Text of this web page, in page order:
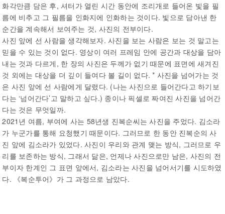
화각만큼 담은 후, 셔터가 열린 시간 동안에 조리개로 들어온 빛을 필
름에 비추고 그 필름을 인화지에 인화하는 것이다. 빛으로 담아낸 한
순간을 계속해서 보여주는 것, 사진의 전부이다.
사진 앞에 선 사람을 생각해보자. 사진을 보는 사람은 보는 것 말고는
믿을 수 있는 것이 없다. 영상이 여러 프레임 안에 공간과 대상을 담아
내는 것과 다르게, 한 장의 사진은 두께가 없기 때문에 표면에 새겨진
것 외에는 대상을 더 깊이 들여다 볼 길이 없다. * 사진을 넘어가는 것
은 사진 앞에 선 사람에게 달렸다. (나는 사진으로 들어간다고 하기보
다는 ‘넘어간다’고 말하고 싶다.) 종이나 픽셀로 짜여진 사진을 넘어간
다는 것은 무엇일까.
2021년 여름, 부여에 사는 58년생 진복순씨는 사진을 주었다. 김소라
가 누군가를 통해 요청했기 때문이다. 그러므로 한 동안 진복순의 사
진 앞에 김소라가 있었다. 사진이 우리와 관계 맺는 방식, 그러므로 우
리를 보존하는 방식, 그래서 닮은, 언제나 사진으로만 남은, 사진의 전
부이자 한계인 그 표면 앞에서, 김소라는 사진을 넘어서기를 시도하였
다. 《복순투어》가 그 과정으로 남았다.